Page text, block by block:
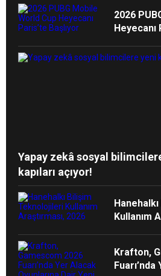
2026
Heyecanı
Yapay zekâ sosyal
kapıları açıyor!
Kullanım
Krafton,